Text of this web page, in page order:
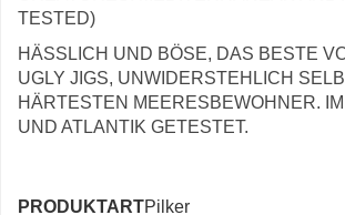
TESTED)
HÄSSLICH UND BÖSE, DAS BESTE
UGLY JIGS, UNWIDERSTEHLICH
HÄRTESTEN MEERESBEWOHNER.
UND ATLANTIK GETESTET.
PRODUKTARTPilker